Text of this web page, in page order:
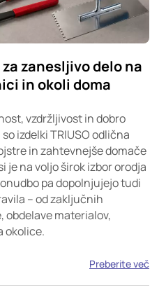
za zanesljivo delo na
in okoli doma
vzdržljivost in dobro
izdelki TRIUSO odlična
in zahtevnejše domače
je na voljo širok izbor orodja
pa dopolnjujejo tudi
– od zaključnih
obdelave materialov,
okolice.
Preberite več